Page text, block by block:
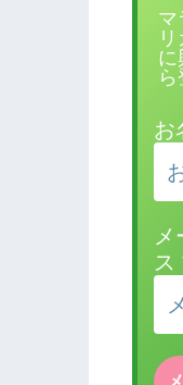
マ
に
ら
お
メ
ス